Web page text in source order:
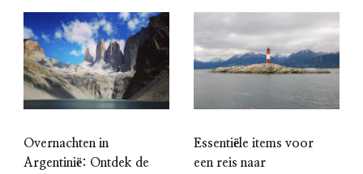
Overnachten in
Argentinië: Ontdek de
Essentiële items voor
een reis naar